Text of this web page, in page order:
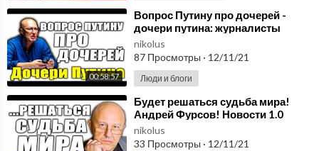
00:58:57
⁣Вопрос Путину про дочерей -
дочери путина: журналисты
рассекретили уже и старшую
наследницу Путина.
nikolus
87 Просмотры · 12/11/21
Люди и блоги
⁣Будет решаться судьба мира!
Андрей Фурсов! Новости 1.0
nikolus
33 Просмотры · 12/11/21